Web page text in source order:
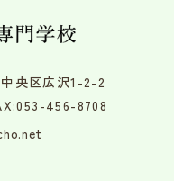
央区広沢1-2-2
456-8708